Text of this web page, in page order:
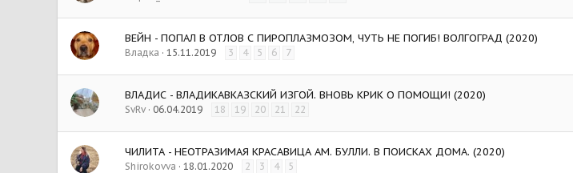
ВЕЙН - ПОПАЛ В ОТЛОВ С ПИРОПЛАЗМОЗОМ, ЧУТЬ НЕ ПОГИБ! ВОЛГОГРАД (2020)
Владка 15.11.2019 3 4 5 6 7
ВЛАДИС - ВЛАДИКАВКАЗСКИЙ ИЗГОЙ. ВНОВЬ КРИК О ПОМОЩИ! (2020)
SvRv 06.04.2019 18 19 20 21 22
ЧИЛИТА - НЕОТРАЗИМАЯ КРАСАВИЦА АМ. БУЛЛИ. В ПОИСКАХ ДОМА. (2020)
Shirokovva 18.01.2020 2 3 4 5